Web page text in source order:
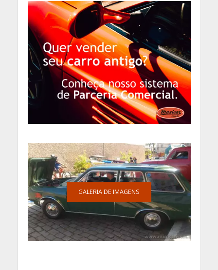
GALERIA DE IMAGENS